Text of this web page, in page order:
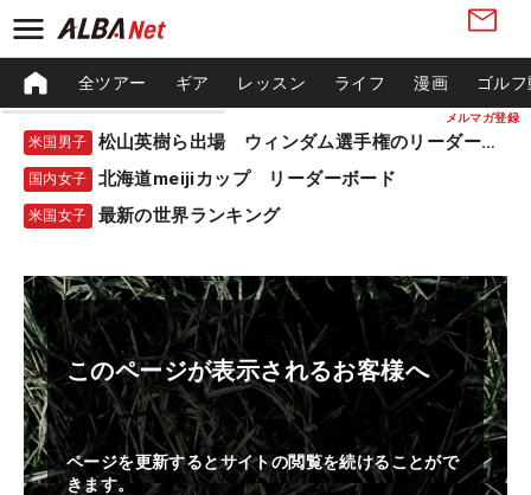
メルマガ登録
全ツアー ギア レッスン ライフ 漫画 ゴル
米国男子 松山英樹ら出場 ウィンダム選手権のリーダーボード
国内女子 北海道meijiカップ リーダーボード
米国女子 最新の世界ランキング
このページが表示されるお客様へ
ページを更新するとサイトの閲覧を続けることがで
きます。